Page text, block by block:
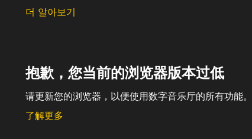
더 알아보기
抱歉，您当前的浏览器版本过低
请更新您的浏览器，以便使用数字音乐厅的所有功能。
了解更多